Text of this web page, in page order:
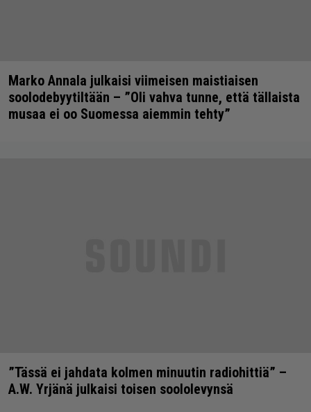
Marko Annala julkaisi viimeisen maistiaisen
soolodebyytiltään – ”Oli vahva tunne, että tällaista
musaa ei oo Suomessa aiemmin tehty”
”Tässä ei jahdata kolmen minuutin radiohittiä” –
A.W. Yrjänä julkaisi toisen soololevynsä